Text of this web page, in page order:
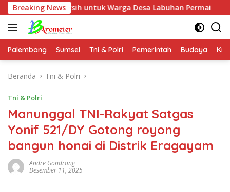
Langsung
ke
konten
Breaking News
untuk Warga Desa Labuhan Permai Polda
Palembang Sumsel Tni & Polri Pemerintah Budaya
Beranda Tni & Polri
Tni & Polri
Manunggal TNI-Rakyat Satgas
Yonif 521/DY Gotong royong
bangun honai di Distrik Eragayam
Andre Gondrong
Desember 11, 2025